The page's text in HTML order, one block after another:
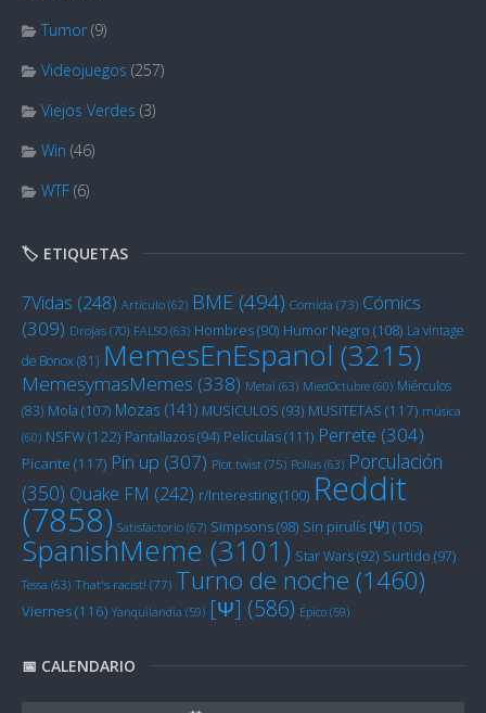
Tumor (9)
Videojuegos (257)
Viejos Verdes (3)
Win (46)
WTF (6)
🏷️ ETIQUETAS
7Vidas (248) Artículo (62) BME (494) Comida (73) Cómics
(309) Drojas (70) FALSO (63) Hombres(90) Humor Negro (108) La vintage
de Bonox(81) MemesEnEspanol (3215)
MemesymasMemes (338) Metal (63) MiedOctubre (60) Miérculos
(83) Mola (107) Mozas (141) MUSICULOS (93) MUSITETAS (117) música
(60) NSFW(122) Pantallazos(94) Películas(111) Perrete (304)
Picante (117) Pin up (307) Plot twist (75) Pollas (63) Porculación
(350) Quake FM (242) r/Interesting(100) Reddit
(7858) Satisfactorio (67) Simpsons(98) Sin pirulís [Ψ] (105)
SpanishMeme (3101) Star Wars(92) Surtido (97)
Tessa (63) That's racist! (77) Turno de noche (1460)
Viernes(116) Yanquilandia (59) [Ψ] (586) Épico (59)
📅 CALENDARIO